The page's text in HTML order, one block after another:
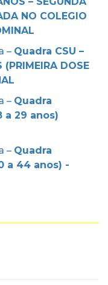
NO COLEGIO
– Quadra CSU –
(PRIMEIRA DOSE
– Quadra
a 29 anos)
– Quadra
a 44 anos) -